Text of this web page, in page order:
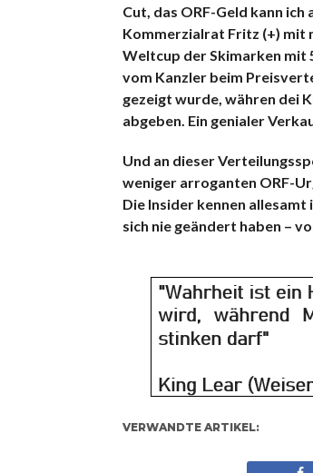
Cut, das ORF-Geld kann
Kommerzialrat Fritz (+) mit
Weltcup der Skimarken
vom Kanzler beim
gezeigt wurde, währen dei
abgeben. Ein genialer
Und an dieser
weniger arroganten ORF-
Die Insider kennen
sich nie geändert haben –
VERWANDTE ARTIKEL: